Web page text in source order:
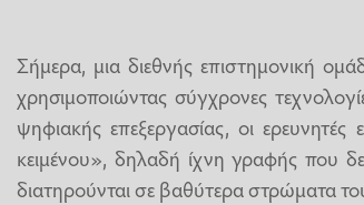
Σήμερα, μια διεθνής επιστημονική
χρησιμοποιώντας σύγχρονες
ψηφιακής επεξεργασίας, οι
κειμένου», δηλαδή ίχνη γραφής που
διατηρούνται σε βαθύτερα στρώματα